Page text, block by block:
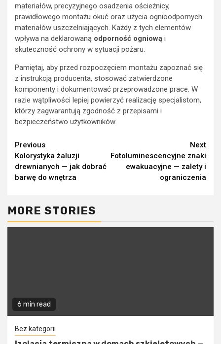
materiałów, precyzyjnego osadzenia ościeżnicy,
prawidłowego montażu okuć oraz użycia ognioodpornych
materiałów uszczelniających. Każdy z tych elementów
wpływa na deklarowaną odporność ogniową i
skuteczność ochrony w sytuacji pożaru.
Pamiętaj, aby przed rozpoczęciem montażu zapoznać się
z instrukcją producenta, stosować zatwierdzone
komponenty i dokumentować przeprowadzone prace. W
razie wątpliwości lepiej powierzyć realizację specjalistom,
którzy zagwarantują zgodność z przepisami i
bezpieczeństwo użytkowników.
Continue
Reading
Previous
Kolorystyka żaluzji
drewnianych — jak dobrać
barwę do wnętrza
Next
Fotoluminescencyjne znaki
ewakuacyjne — zalety i
ograniczenia
MORE STORIES
6 min read
Bez kategorii